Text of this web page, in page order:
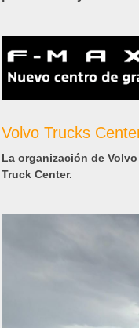
Volvo Trucks
La organización de
Truck Center.